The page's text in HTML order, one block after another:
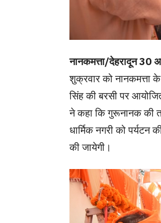
नानकमत्ता/देहरादून 30
शुक्रवार को नानकमत्ता के
सिंह की बरसी पर
ने कहा कि गुरूनानक की
धार्मिक नगरी को पर्यटन
की जायेगी।